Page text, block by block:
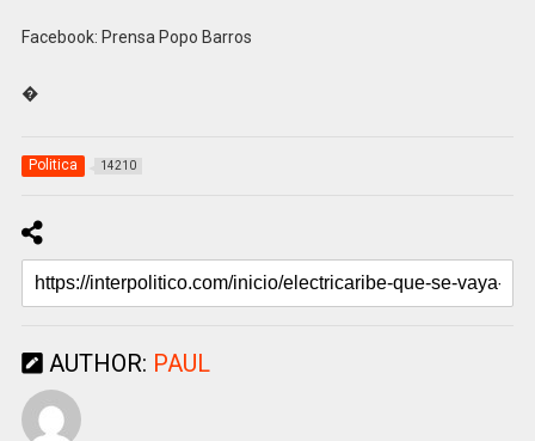
Facebook: Prensa Popo Barros
�
Politica 14210
AUTHOR: PAUL